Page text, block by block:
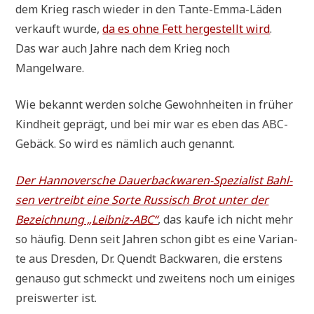
dem Krieg rasch wie­der in den Tan­te-Emma-Läden
ver­kauft wur­de,da es ohne Fett her­ge­stellt wird.
Das war auch Jah­re nach dem Krieg noch
Mangelware.
Wie bekannt wer­den sol­che Gewohn­hei­ten in frü­her
Kind­heit geprägt, und bei mir war es eben das ABC-
Gebäck. So wird es näm­lich auch genannt.
Der Han­no­ver­sche Dau­er­back­wa­ren-Spe­zia­list Bahl­
sen ver­treibt eine Sor­te Rus­sisch Brot unter der
Bezeich­nung „Leib­niz-ABC“, das kau­fe ich nicht mehr
so häu­fig. Denn seit Jah­ren schon gibt es eine Vari­an­
te aus Dres­den, Dr. Quendt Back­wa­ren, die erstens
genau­so gut schmeckt und zwei­tens noch um eini­ges
preis­wer­ter ist.